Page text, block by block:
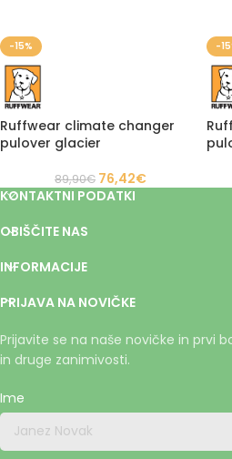
-15%
Ruffwear climate changer
pulover glacier
89,90€ 76,42€
-
KONTAKTNI PODATKI
OBIŠČITE NAS
INFORMACIJE
PRIJAVA NA NOVIČKE
Prijavite se na naše novičke in prvi
in druge zanimivosti.
Ime